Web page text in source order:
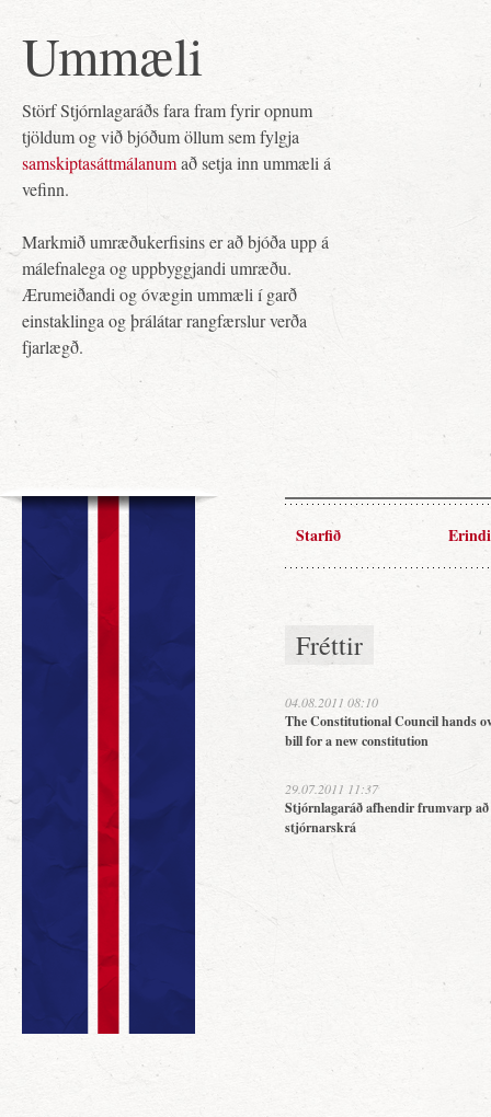
Ummæli
Störf Stjórnlagaráðs fara fram fyrir opnum
tjöldum og við bjóðum öllum sem fylgja
samskiptasáttmálanumað setja inn ummæli á
vefinn.
Markmið umræðukerfisins er að bjóða upp á
málefnalega og uppbyggjandi umræðu.
Ærumeiðandi og óvægin ummæli í garð
einstaklinga og þrálátar rangfærslur verða
fjarlægð.
Starfið Erindi
Fréttir
04.08.2011 08:10
The Constitutional Council hands
bill for a new constitution
29.07.2011 11:37
Stjórnlagaráð afhendir frumvarp
stjórnarskrá